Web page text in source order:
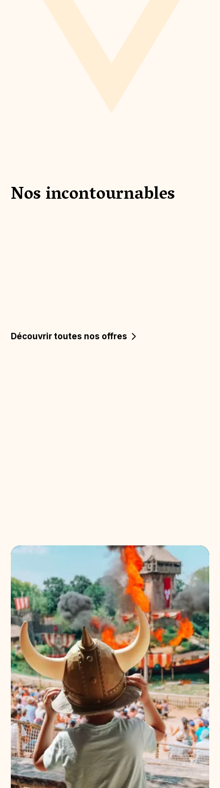
Nos incontournables
Découvrir toutes nos offres